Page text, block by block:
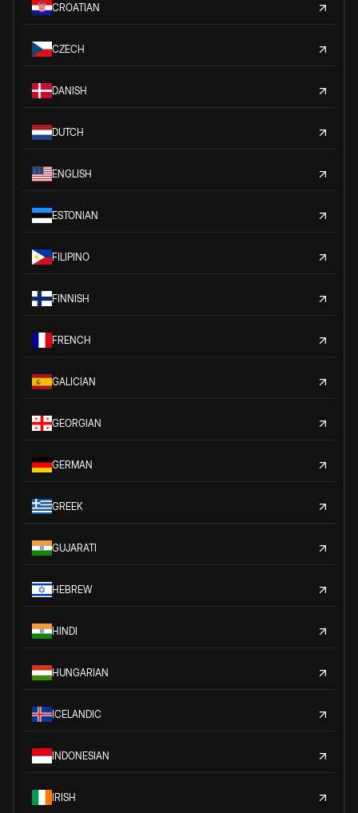
CROATIAN
CZECH
DANISH
DUTCH
ENGLISH
ESTONIAN
FILIPINO
FINNISH
FRENCH
GALICIAN
GEORGIAN
GERMAN
GREEK
GUJARATI
HEBREW
HINDI
HUNGARIAN
ICELANDIC
INDONESIAN
IRISH